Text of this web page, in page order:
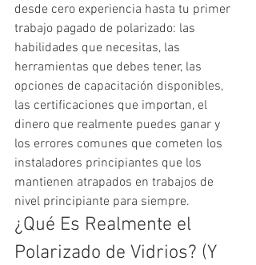
desde cero experiencia hasta tu primer
trabajo pagado de polarizado: las
habilidades que necesitas, las
herramientas que debes tener, las
opciones de capacitación disponibles,
las certificaciones que importan, el
dinero que realmente puedes ganar y
los errores comunes que cometen los
instaladores principiantes que los
mantienen atrapados en trabajos de
nivel principiante para siempre.
¿Qué Es Realmente el
Polarizado de Vidrios? (Y